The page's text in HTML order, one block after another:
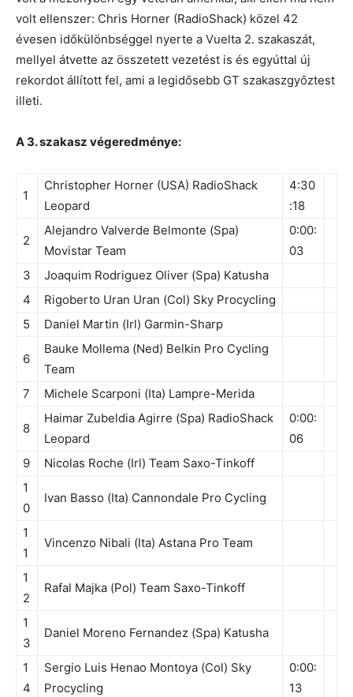
volt ellenszer: Chris Horner (RadioShack) közel 42
évesen időkülönbséggel nyerte a Vuelta 2. szakaszát,
mellyel átvette az összetett vezetést is és egyúttal új
rekordot állított fel, ami a legidősebb GT szakaszgyőztest
illeti.
A 3. szakasz végeredménye:
1
Christopher Horner (USA) RadioShack
Leopard
4:30
:18
2
Alejandro Valverde Belmonte (Spa)
Movistar Team
0:00:
03
3
Joaquim Rodriguez Oliver (Spa) Katusha
4
Rigoberto Uran Uran (Col) Sky Procycling
5
Daniel Martin (Irl) Garmin-Sharp
6
Bauke Mollema (Ned) Belkin Pro Cycling
Team
7
Michele Scarponi (Ita) Lampre-Merida
8
Haimar Zubeldia Agirre (Spa) RadioShack
Leopard
0:00:
06
9
Nicolas Roche (Irl) Team Saxo-Tinkoff
1
0
Ivan Basso (Ita) Cannondale Pro Cycling
1
1
Vincenzo Nibali (Ita) Astana Pro Team
1
2
Rafal Majka (Pol) Team Saxo-Tinkoff
1
3
Daniel Moreno Fernandez (Spa) Katusha
1
4
Sergio Luis Henao Montoya (Col) Sky
Procycling
0:00:
13